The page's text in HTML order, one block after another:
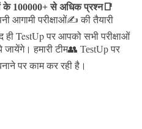
के 100000+ से अधिक प्रश्न📑
आगामी परीक्षाओं✍️ की तैयारी
ही TestUp पर आपको सभी परीक्षाओं
हमारी टीम👥 TestUp पर
पर काम कर रही है।